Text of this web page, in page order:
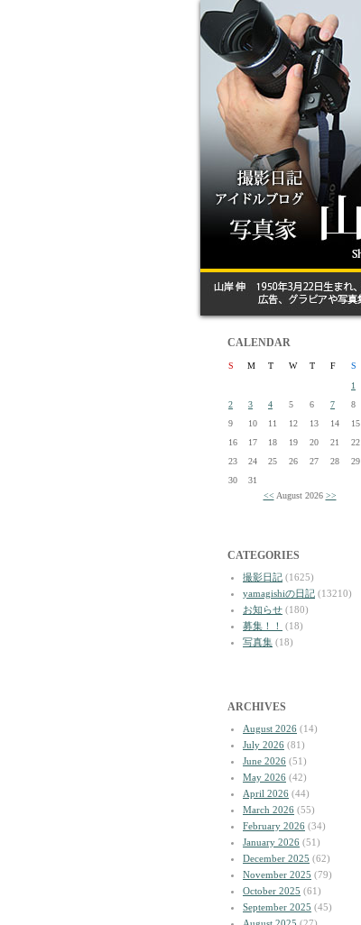
CALENDAR
S M T W T F
S
1
2
3 4 5 6 7
8
9
10 11 12 13 14
15
16
17 18 19 20 21
22
23
24 25 26 27 28
29
30
31
<< August 2026 >>
CATEGORIES
撮影日記 (1625)
yamagishiの日記 (13210)
お知らせ (180)
募集！！
(18)
写真集 (18)
ARCHIVES
August 2026 (14)
July 2026 (81)
June 2026 (51)
May 2026 (42)
April 2026 (44)
March 2026 (55)
February 2026 (34)
January 2026 (51)
December 2025 (62)
November 2025 (79)
October 2025 (61)
September 2025 (45)